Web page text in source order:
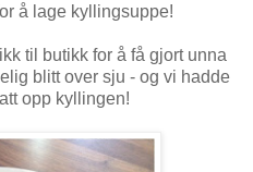
å lage kyllingsuppe!
til butikk for å få gjort unna
blitt over sju - og vi hadde
opp kyllingen!